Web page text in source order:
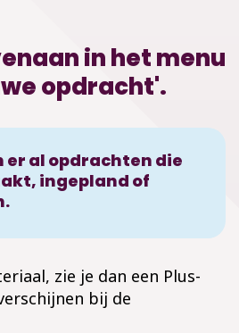
in het menu
opdracht'.
zie je dan een Plus-
bij de
er al opdrachten die
ingepland of